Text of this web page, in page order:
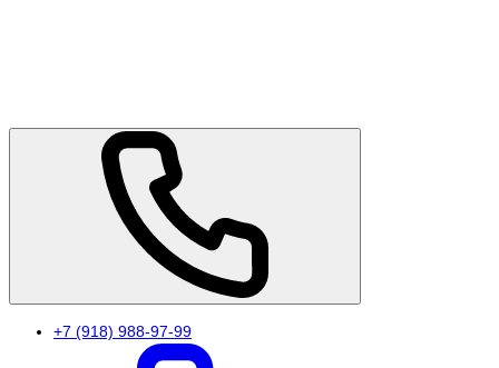
+7 (918) 988-97-99